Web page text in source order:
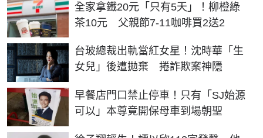
全家拿鐵20元「只有5天」！柳橙綠
茶10元 父親節7-11咖啡買2送2
台玻總裁出軌當紅女星！沈時華「生
女兒」後遭拋棄 捲詐欺案神隱
早餐店門口禁止停車！只有「SJ始源
可以」本尊竟開保母車到場朝聖